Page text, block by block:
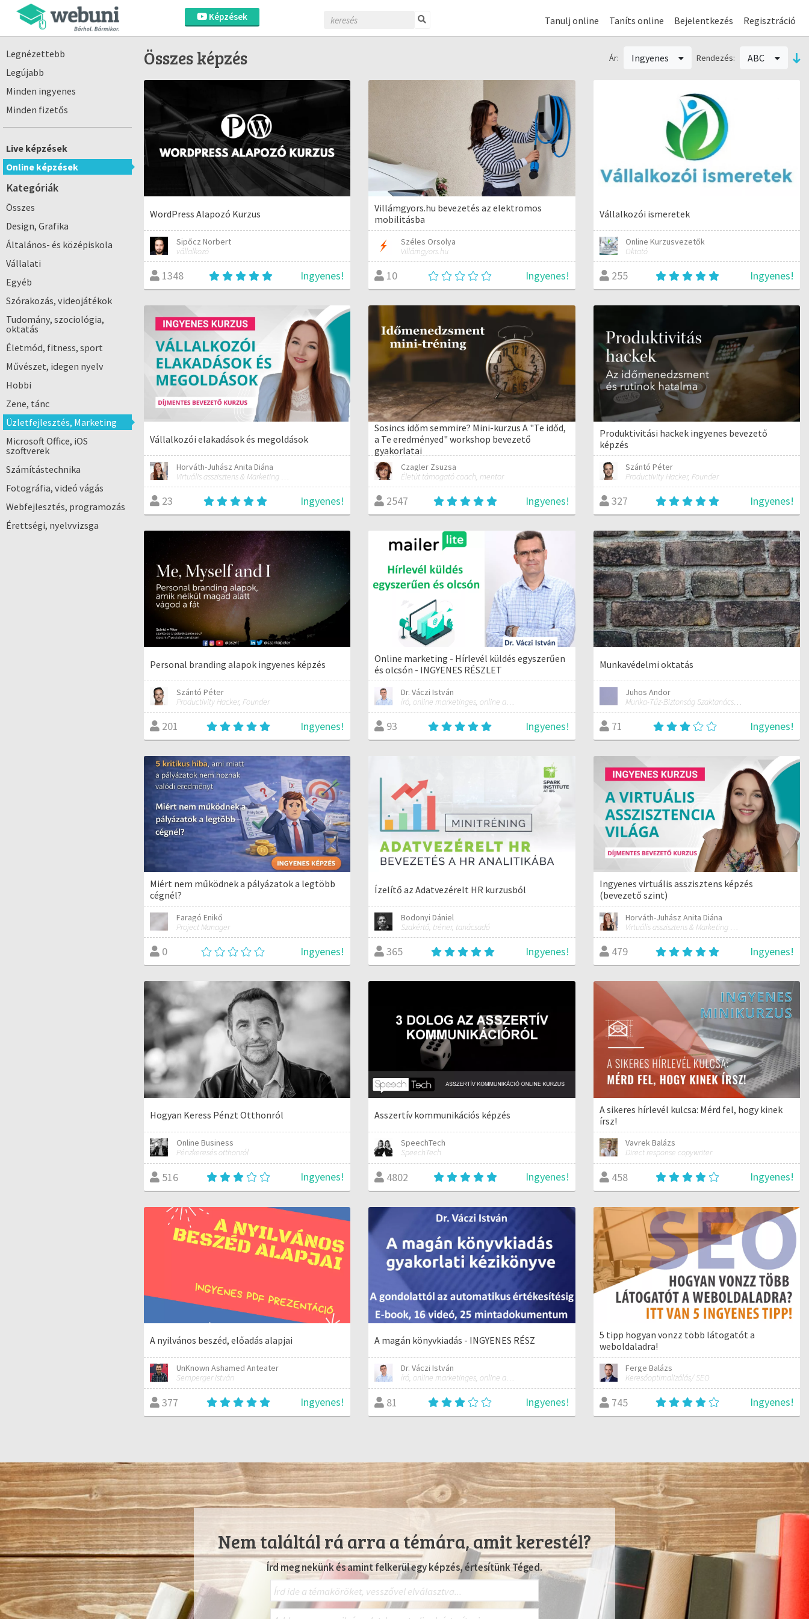
Képzések Tanulj online Taníts online Bejelentkezés Regisztráció
Legnézettebb
Legújabb
Minden ingyenes
Minden fizetős
Live képzések
Online képzések
Kategóriák
Összes
Design, Grafika
Általános- és középiskola
Vállalati
Egyéb
Szórakozás, videojátékok
Tudomány, szociológia,
oktatás
Életmód, fitness, sport
Művészet, idegen nyelv
Hobbi
Zene, tánc
Üzletfejlesztés, Marketing
Microsoft Office, iOS
szoftverek
Számítástechnika
Fotográfia, videó vágás
Webfejlesztés, programozás
Érettségi, nyelvvizsga
Összes képzés Ár: Ingyenes Rendezés: ABC
WordPress Alapozó Kurzus
Sipőcz Norbert
vállalkozó
1348 Ingyenes!
Villámgyors.hu bevezetés az elektromos
mobilitásba
Széles Orsolya
Villámgyors.hu
10 Ingyenes!
Vállalkozói ismeretek
Online Kurzusvezetők
Oktató
255 Ingyenes!
Vállalkozói elakadások és megoldások
Horváth-Juhász Anita Diána
Virtuális asszisztens & Marketing és PR szakember
23 Ingyenes!
Sosincs időm semmire? Mini-kurzus A "Te időd,
a Te eredményed" workshop bevezető
gyakorlatai
Czagler Zsuzsa
Életút támogató coach, mentor
2547 Ingyenes!
Produktivitási hackek ingyenes bevezető
képzés
Szántó Péter
Productivity Hacker, Founder
327 Ingyenes!
Personal branding alapok ingyenes képzés
Szántó Péter
Productivity Hacker, Founder
201 Ingyenes!
Online marketing - Hírlevél küldés egyszerűen
és olcsón - INGYENES RÉSZLET
Dr. Váczi István
író, online marketinges, online automatizálási szakember
93 Ingyenes!
Munkavédelmi oktatás
Juhos Andor
Munka-Tűz-Biztonság Szaktanácsadó Iroda
71 Ingyenes!
Miért nem működnek a pályázatok a legtöbb
cégnél?
Faragó Enikő
Project Manager
0 Ingyenes!
Ízelítő az Adatvezérelt HR kurzusból
Bodonyi Dániel
Szakértő, tréner, tanácsadó
365 Ingyenes!
Ingyenes virtuális asszisztens képzés
(bevezető szint)
Horváth-Juhász Anita Diána
Virtuális asszisztens & Marketing és PR szakember
479 Ingyenes!
Hogyan Keress Pénzt Otthonról
Online Business
Pénzkeresés otthonról
516 Ingyenes!
Asszertív kommunikációs képzés
SpeechTech
SpeechTech
4802 Ingyenes!
A sikeres hírlevél kulcsa: Mérd fel, hogy kinek
írsz!
Vavrek Balázs
Direct response copywriter
458 Ingyenes!
A nyilvános beszéd, előadás alapjai
UnKnown Ashamed Anteater
Semperger István
377 Ingyenes!
A magán könyvkiadás - INGYENES RÉSZ
Dr. Váczi István
író, online marketinges, online automatizálási szakember
81 Ingyenes!
5 tipp hogyan vonzz több látogatót a
weboldaladra!
Ferge Balázs
Keresőoptimalizálás/ SEO
745 Ingyenes!
Nem találtál rá arra a témára, amit kerestél?
Írd meg nekünk és amint felkerül egy képzés, értesítünk Téged.